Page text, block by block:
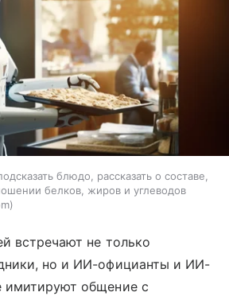
блюдо, рассказать о составе,
белков, жиров и углеводов
встречают не только
но и ИИ-официанты и ИИ-
имитируют общение с